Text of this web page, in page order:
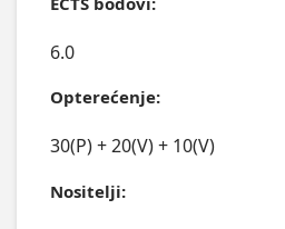
6.0
Opterećenje:
30(P) + 20(V) + 10(V)
Nositelji: